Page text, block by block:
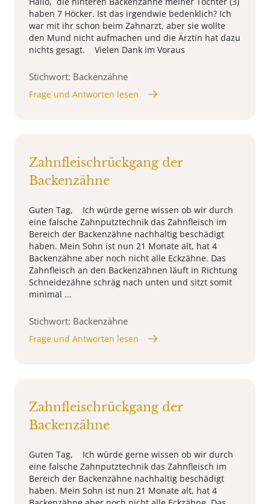
haben 7 Höcker. Ist das irgendwie bedenklich? Ich
war mit ihr schon beim Zahnarzt, aber sie wollte
den Mund nicht aufmachen und die Ärztin hat dazu
nichts gesagt. Vielen Dank im Voraus
Stichwort: Backenzähne
Frage und Antworten lesen
Zahnfleischrückgang der
Backenzähne
Guten Tag, Ich würde gerne wissen ob wir durch
eine falsche Zahnputztechnik das Zahnfleisch im
Bereich der Backenzähne nachhaltig beschädigt
haben. Mein Sohn ist nun 21 Monate alt, hat 4
Backenzähne aber noch nicht alle Eckzähne. Das
Zahnfleisch an den Backenzähnen läuft in Richtung
Schneidezähne schräg nach unten und sitzt somit
minimal ...
Stichwort: Backenzähne
Frage und Antworten lesen
Zahnfleischrückgang der
Backenzähne
Guten Tag, Ich würde gerne wissen ob wir durch
eine falsche Zahnputztechnik das Zahnfleisch im
Bereich der Backenzähne nachhaltig beschädigt
haben. Mein Sohn ist nun 21 Monate alt, hat 4